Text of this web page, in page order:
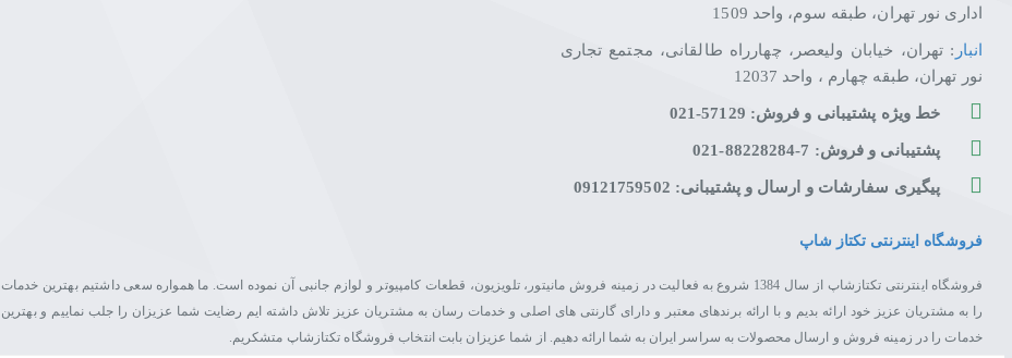
اداری نور تهران، طبقه سوم، واحد 1509
انبار : تهران، خیابان ولیعصر، چهارراه طالقانی، مجتمع تجاری
نور تهران، طبقه چهارم ، واحد 12037
خط ویژه پشتیبانی و فروش: 57129-021
پشتیبانی و فروش: 7-88228284-021
پیگیری سفارشات و ارسال و پشتیبانی: 09121759502
فروشگاه اینترنتی تکتاز شاپ
فروشگاه اینترنتی تکتازشاپ از سال 1384 شروع به فعالیت در زمینه فروش مانیتور، تلویزیون، قطعات کامپیوتر و لوازم جانبی آن نموده است. ما همواره سعی داشتیم بهترین خدمات
را به مشتریان عزیز خود ارائه بدیم و با ارائه برندهای معتبر و دارای گارنتی های اصلی و خدمات رسان به مشتریان عزیز تلاش داشته ایم رضایت شما عزیزان را جلب نماییم و بهترین
خدمات را در زمینه فروش و ارسال محصولات به سراسر ایران به شما ارائه دهیم. از شما عزیزان بابت انتخاب فروشگاه تکتازشاپ متشکریم.